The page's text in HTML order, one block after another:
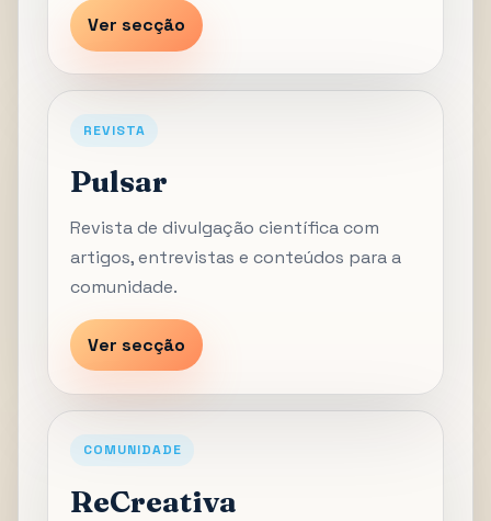
Ver secção
REVISTA
Pulsar
Revista de divulgação científica com
artigos, entrevistas e conteúdos para a
comunidade.
Ver secção
COMUNIDADE
ReCreativa